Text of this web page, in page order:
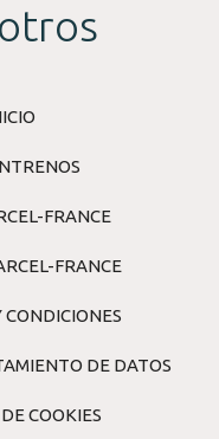
FRANCE
FRANCE
CONDICIONES
DE DATOS
COOKIES